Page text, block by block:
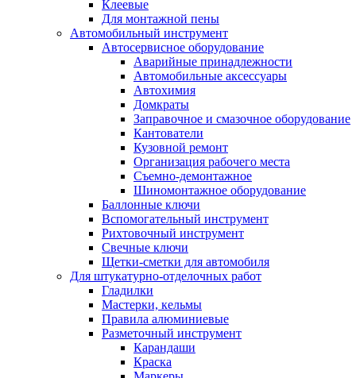
Клеевые
Для монтажной пены
Автомобильный инструмент
Автосервисное оборудование
Аварийные принадлежности
Автомобильные аксессуары
Автохимия
Домкраты
Заправочное и смазочное оборудование
Кантователи
Кузовной ремонт
Организация рабочего места
Съемно-демонтажное
Шиномонтажное оборудование
Баллонные ключи
Вспомогательный инструмент
Рихтовочный инструмент
Свечные ключи
Щетки-сметки для автомобиля
Для штукатурно-отделочных работ
Гладилки
Мастерки, кельмы
Правила алюминиевые
Разметочный инструмент
Карандаши
Краска